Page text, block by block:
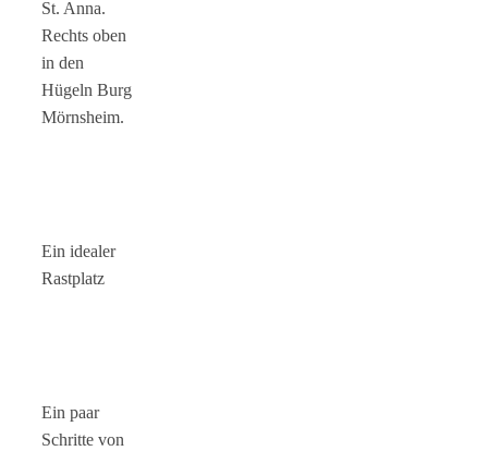
St. Anna.
Rechts oben
in den
Hügeln Burg
Mörnsheim.
Ein idealer
Rastplatz
Ein paar
Schritte von